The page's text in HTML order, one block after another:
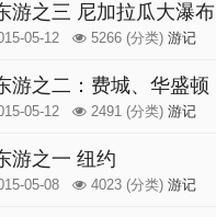
游之三 尼加拉瓜大瀑布
05-12 5266 (分类) 游记
游之二：费城、华盛顿
05-12 2491 (分类) 游记
游之一 纽约
05-08 4023 (分类) 游记